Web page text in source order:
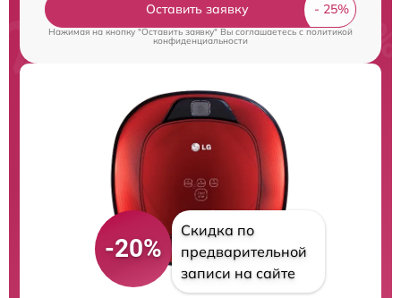
Оставить заявку
Нажимая на кнопку "Оставить заявку" Вы соглашаетесь cполитикой
конфиденциальности
-20%
Скидка по
предварительной
записи на сайте